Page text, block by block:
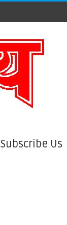
Subscribe Us